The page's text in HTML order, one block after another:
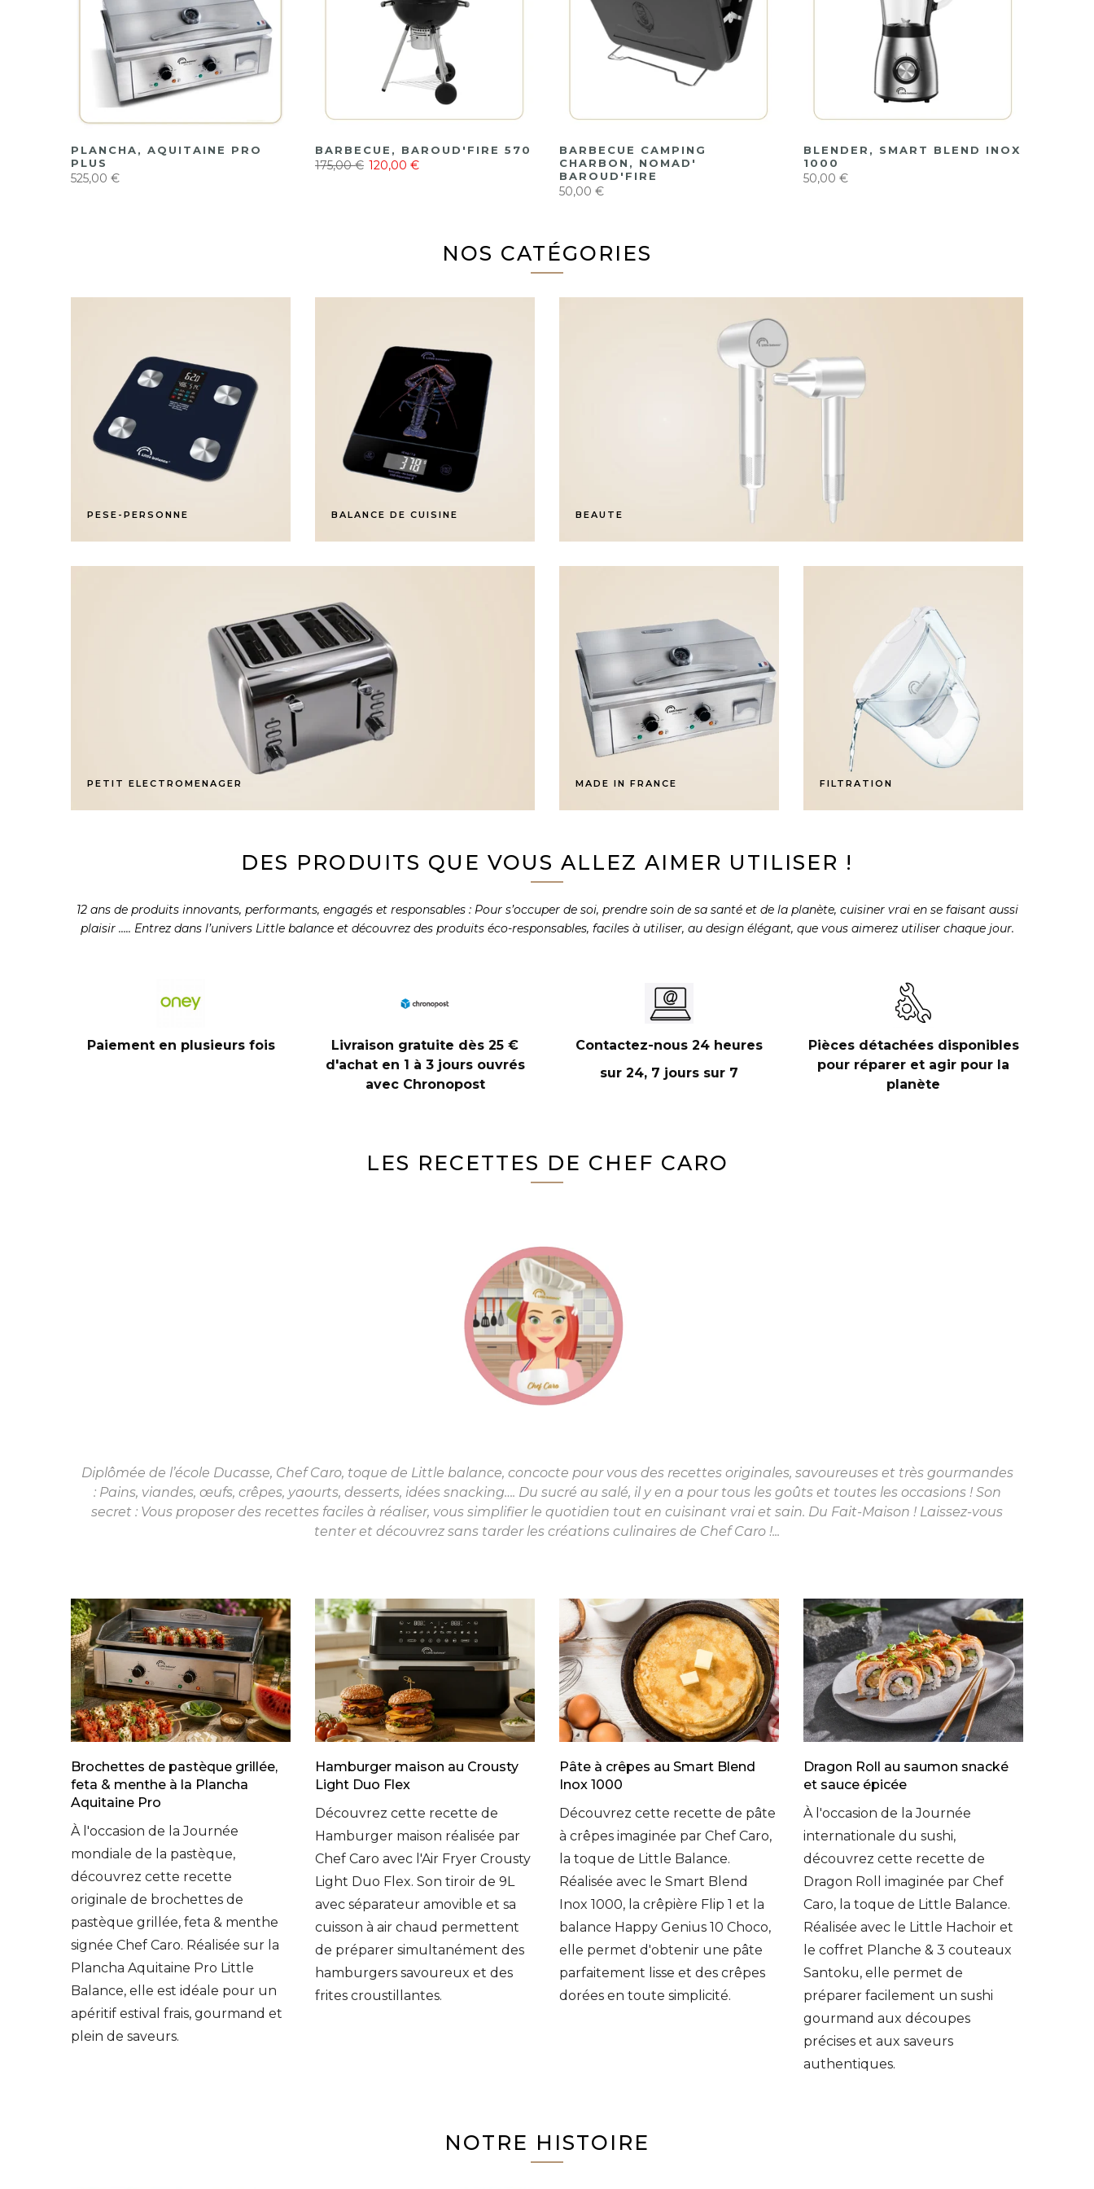
PLANCHA, AQUITAINE PRO
PLUS
525,00 €
BARBECUE, BAROUD'FIRE 570
175,00 € 120,00 €
BARBECUE CAMPING
CHARBON, NOMAD'
BAROUD'FIRE
50,00 €
BLENDER, SMART BLEND INOX
1000
50,00 €
NOS CATÉGORIES
PESE-PERSONNE BALANCE DE CUISINE
PETIT ELECTROMENAGER
BEAUTE
MADE IN FRANCE FILTRATION
DES PRODUITS QUE VOUS ALLEZ AIMER UTILISER !
12 ans de produits innovants, performants, engagés et responsables : Pour s’occuper de soi, prendre soin de sa santé et de la planète, cuisiner vrai en se faisant aussi
plaisir ….. Entrez dans l’univers Little balance et découvrez des produits éco-responsables, faciles à utiliser, au design élégant, que vous aimerez utiliser chaque jour.
Paiement en plusieurs fois
Livraison gratuite dès 25 €
d'achat en 1 à 3 jours ouvrés
avec Chronopost
Contactez-nous 24 heures
sur 24, 7 jours sur 7
Pièces détachées disponibles
pour réparer et agir pour la
planète
LES RECETTES DE CHEF CARO
Diplômée de l’école Ducasse, Chef Caro, toque de Little balance, concocte pour vous des recettes originales, savoureuses et très gourmandes
: Pains, viandes, œufs, crêpes, yaourts, desserts, idées snacking…. Du sucré au salé, il y en a pour tous les goûts et toutes les occasions ! Son
secret : Vous proposer des recettes faciles à réaliser, vous simplifier le quotidien tout en cuisinant vrai et sain. Du Fait-Maison ! Laissez-vous
tenter et découvrez sans tarder les créations culinaires de Chef Caro !...
Brochettes de pastèque grillée,
feta & menthe à la Plancha
Aquitaine Pro
À l'occasion de la Journée
mondiale de la pastèque,
découvrez cette recette
originale de brochettes de
pastèque grillée, feta & menthe
signée Chef Caro. Réalisée sur la
Plancha Aquitaine Pro Little
Balance, elle est idéale pour un
apéritif estival frais, gourmand et
plein de saveurs.
Hamburger maison au Crousty
Light Duo Flex
Découvrez cette recette de
Hamburger maison réalisée par
Chef Caro avec l'Air Fryer Crousty
Light Duo Flex. Son tiroir de 9L
avec séparateur amovible et sa
cuisson à air chaud permettent
de préparer simultanément des
hamburgers savoureux et des
frites croustillantes.
Pâte à crêpes au Smart Blend
Inox 1000
Découvrez cette recette de pâte
à crêpes imaginée par Chef Caro,
la toque de Little Balance.
Réalisée avec le Smart Blend
Inox 1000, la crêpière Flip 1 et la
balance Happy Genius 10 Choco,
elle permet d'obtenir une pâte
parfaitement lisse et des crêpes
dorées en toute simplicité.
Dragon Roll au saumon snacké
et sauce épicée
À l'occasion de la Journée
internationale du sushi,
découvrez cette recette de
Dragon Roll imaginée par Chef
Caro, la toque de Little Balance.
Réalisée avec le Little Hachoir et
le coffret Planche & 3 couteaux
Santoku, elle permet de
préparer facilement un sushi
gourmand aux découpes
précises et aux saveurs
authentiques.
NOTRE HISTOIRE